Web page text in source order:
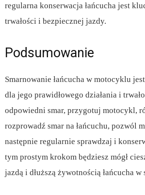
regularna konserwacja łańcucha jest
trwałości i bezpiecznej jazdy.
Podsumowanie
Smarnowanie łańcucha w motocyklu
dla jego prawidłowego działania i
odpowiedni smar, przygotuj motocykl,
rozprowadź smar na łańcuchu, pozwól
następnie regularnie sprawdzaj i
tym prostym krokom będziesz mógł
jazdą i dłuższą żywotnością łańcucha